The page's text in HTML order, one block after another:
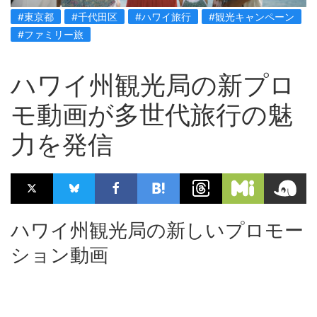
#東京都 #千代田区 #ハワイ旅行
#観光キャンペーン
#ファミリー旅
ハワイ州観光局の新プロ
モ動画が多世代旅行の魅
力を発信
ハワイ州観光局の新しいプロモー
ション動画